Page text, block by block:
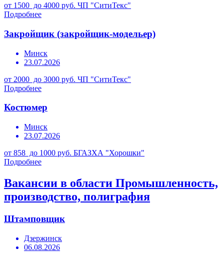
от 1500 до 4000 руб. ЧП "СитиТекс"
Подробнее
Закройщик (закройщик-модельер)
Минск
23.07.2026
от 2000 до 3000 руб. ЧП "СитиТекс"
Подробнее
Костюмер
Минск
23.07.2026
от 858 до 1000 руб. БГАЗХА "Хорошки"
Подробнее
Вакансии в области Промышленность,
производство, полиграфия
Штамповщик
Дзержинск
06.08.2026